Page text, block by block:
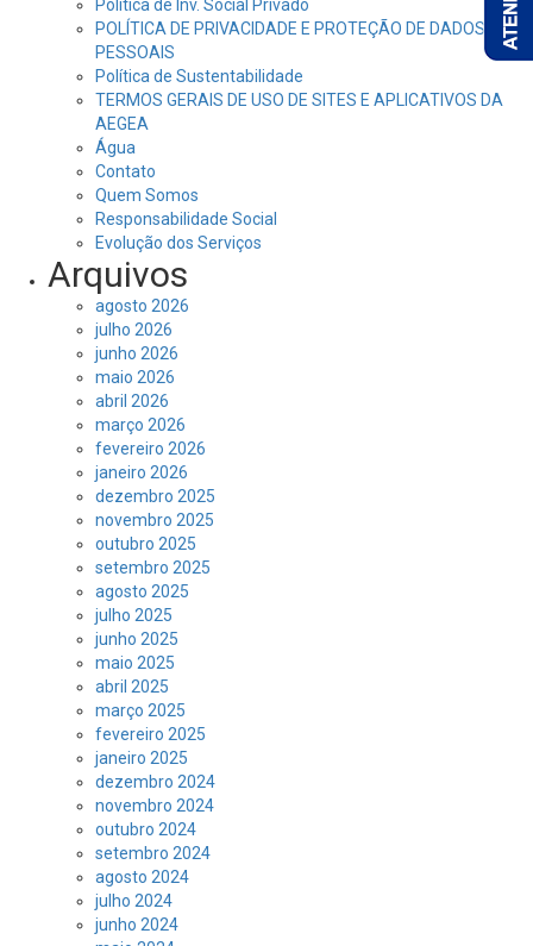
Politica de Inv. Social Privado
POLÍTICA DE PRIVACIDADE E PROTEÇÃO DE DADOS
PESSOAIS
Política de Sustentabilidade
TERMOS GERAIS DE USO DE SITES E APLICATIVOS DA
AEGEA
Água
Contato
Quem Somos
Responsabilidade Social
Evolução dos Serviços
Arquivos
agosto 2026
julho 2026
junho 2026
maio 2026
abril 2026
março 2026
fevereiro 2026
janeiro 2026
dezembro 2025
novembro 2025
outubro 2025
setembro 2025
agosto 2025
julho 2025
junho 2025
maio 2025
abril 2025
março 2025
fevereiro 2025
janeiro 2025
dezembro 2024
novembro 2024
outubro 2024
setembro 2024
agosto 2024
julho 2024
junho 2024